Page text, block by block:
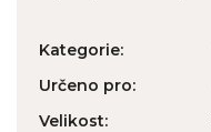
Kategorie:
Určeno pro:
Velikost: